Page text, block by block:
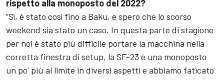
rispetto alla monoposto del 2022?
“Sì, è stato così fino a Baku, e spero che lo scorso
weekend sia stato un caso. In questa parte di stagione
per noi è stato più difficile portare la macchina nella
corretta finestra di setup, la SF-23 è una monoposto
un po' più al limite in diversi aspetti e abbiamo faticato